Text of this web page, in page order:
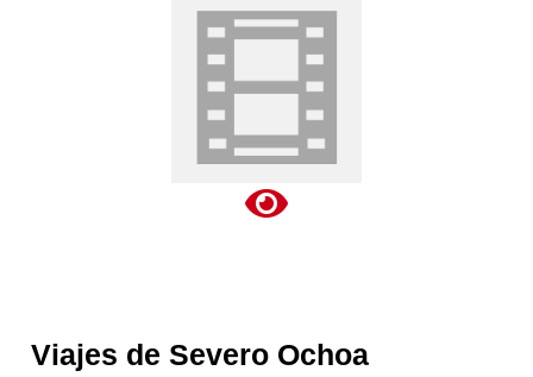
Viajes de Severo Ochoa